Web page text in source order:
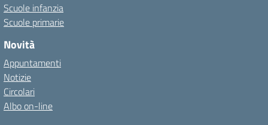
Scuole infanzia
Scuole primarie
Novità
Appuntamenti
Notizie
Circolari
Albo on-line